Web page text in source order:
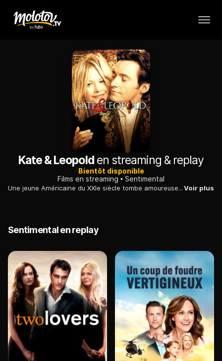
Kate & Leopolden streaming & replay
Bientôt disponible
Films en streaming
Sentimental
Une jeune Américaine du XXIe siècle tombe amoureuse d'un étrange gentleman. Elle découvre bientôt que l'élu de son coeur est un duc anglais du XIXe siècle.Voir plus
Sentimental en replay